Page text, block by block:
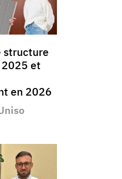
structure
2025 et
en 2026